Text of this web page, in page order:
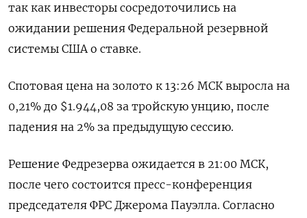
так как инвесторы сосредоточились на
ожидании решения Федеральной резервной
системы США о ставке.
Спотовая цена на золото к 13:26 МСК выросла на
0,21% до $1.944,08​ за тройскую унцию, после
падения на 2% за предыдущую сессию.
Решение Федрезерва ожидается в 21:00 МСК,
после чего состоится пресс-конференция
председателя ФРС Джерома Пауэлла. Согласно